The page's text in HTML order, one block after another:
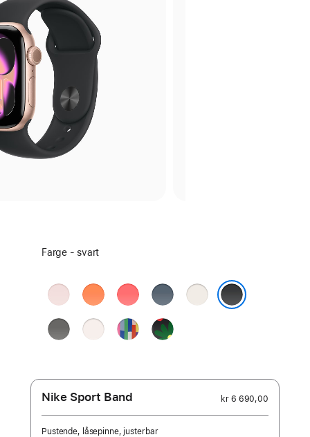
Velg
Farge - svart
myk rosaklementinlys guavaankerblåstjerneskinn
steingråsvak
rosa
Pride EditionBlack Unity
Nike Sport Band kr 6 690,00
Pustende, låsepinne, justerbar